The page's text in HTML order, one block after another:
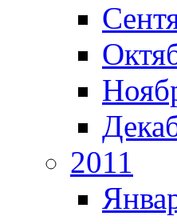
2011